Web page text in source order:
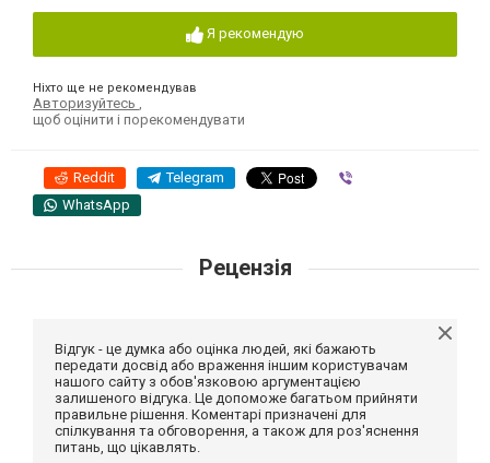
Я рекомендую
Ніхто ще не рекомендував
Авторизуйтесь
щоб оцінити і порекомендувати
Reddit Telegram
WhatsApp
Рецензія
Відгук - це думка або оцінка людей, які бажають
передати досвід або враження іншим користувачам
нашого сайту з обов'язковою аргументацією
залишеного відгука. Це допоможе багатьом прийняти
правильне рішення. Коментарі призначені для
спілкування та обговорення, а також для роз'яснення
питань, що цікавлять.